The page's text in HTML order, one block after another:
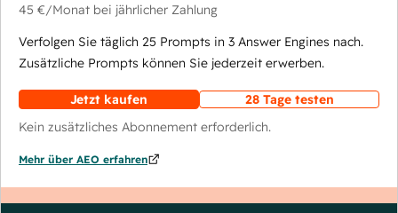
45 €/Monat bei jährlicher Zahlung
Verfolgen Sie täglich 25 Prompts in 3 Answer Engines nach.
Zusätzliche Prompts können Sie jederzeit erwerben.
Jetzt kaufen
28 Tage testen
Kein zusätzliches Abonnement erforderlich.
Mehr über AEO erfahren